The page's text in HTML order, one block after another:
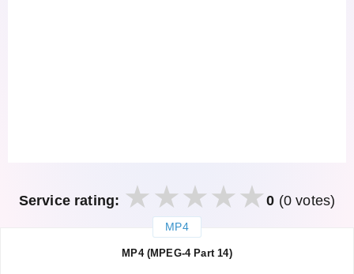
Service rating: 0 (0 votes)
MP4
MP4 (MPEG-4 Part 14)